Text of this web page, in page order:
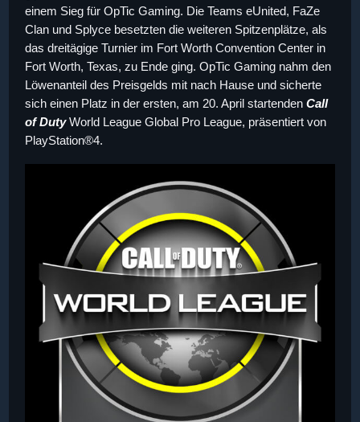
einem Sieg für OpTic Gaming. Die Teams eUnited, FaZe
Clan und Splyce besetzten die weiteren Spitzenplätze, als
das dreitägige Turnier im Fort Worth Convention Center in
Fort Worth, Texas, zu Ende ging. OpTic Gaming nahm den
Löwenanteil des Preisgelds mit nach Hause und sicherte
sich einen Platz in der ersten, am 20. April startenden Call
of DutyWorld League Global Pro League, präsentiert von
PlayStation®4.